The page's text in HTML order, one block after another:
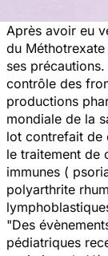
Après avoir eu
du
ses
contrôle des
productions
mondiale de la
lot contrefait de
le traitement de
immunes (
polyarthrite
"Des
pédiatriques